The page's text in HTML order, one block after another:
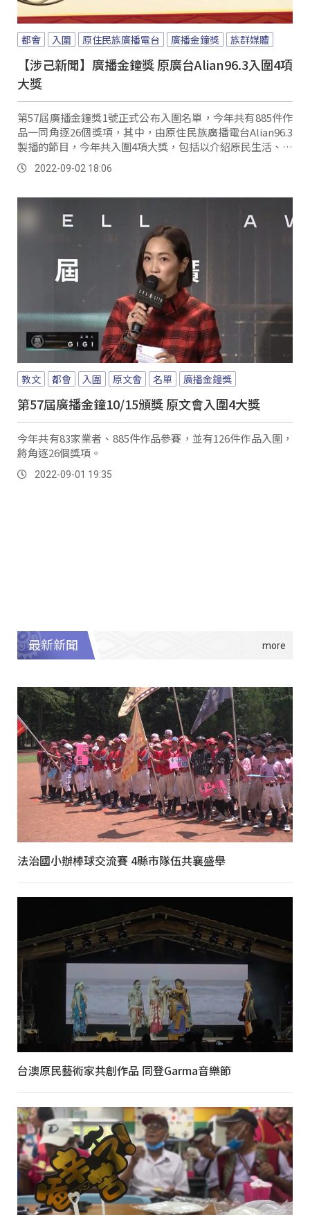
都會 入圍 原住民族廣播電台 廣播金鐘獎 族群媒體
【涉己新聞】廣播金鐘獎 原廣台Alian96.3入圍4項
大獎
第57屆廣播金鐘獎1號正式公布入圍名單，今年共有885件作
品一同角逐26個獎項，其中，由原住民族廣播電台Alian96.3
製播的節目，今年共入圍4項大獎，包括以介紹原民生活、文
化以及部落產業為主的《聽見太陽》，入圍了《生活風格節
目獎》；而深度介紹當代原民族群各項藝術表現、藝術觀的
2022-09-02 18:06
教文 都會 入圍 原文會 名單 廣播金鐘獎
第57屆廣播金鐘10/15頒獎 原文會入圍4大獎
今年共有83家業者、885件作品參賽，並有126件作品入圍，
將角逐26個獎項。
2022-09-01 19:35
最新新聞
法治國小辦棒球交流賽 4縣市隊伍共襄盛舉
台澳原民藝術家共創作品 同登Garma音樂節